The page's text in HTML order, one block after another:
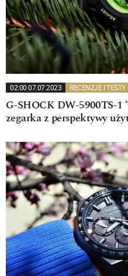
02:00 07.07.2023 RECENZJE I TESTY
G-SHOCK DW-5900TS-1
zegarka z perspektywy